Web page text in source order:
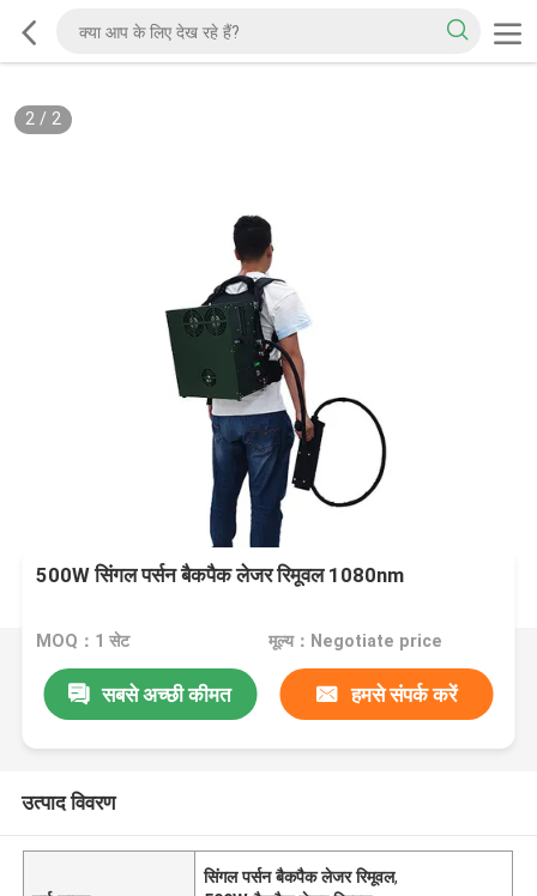
2/ 2
500W सिंगल पर्सन बैकपैक लेजर रिमूवल 1080nm
MOQ：1 सेट मूल्य：Negotiate price
सबसे अच्छी कीमत हमसे संपर्क करें
उत्पाद विवरण
सिंगल पर्सन बैकपैक लेजर रिमूवल,